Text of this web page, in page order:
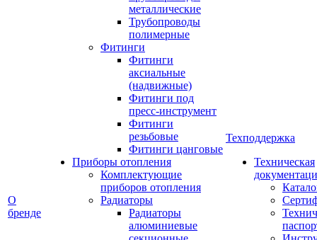
О
бренде
металлические
Трубопроводы
полимерные
Фитинги
Фитинги
аксиальные
(надвижные)
Фитинги под
пресс-инструмент
Фитинги
резьбовые
Фитинги цанговые
Приборы отопления
Комплектующие
приборов отопления
Радиаторы
Радиаторы
алюминиевые
Техподдержка
Техническая